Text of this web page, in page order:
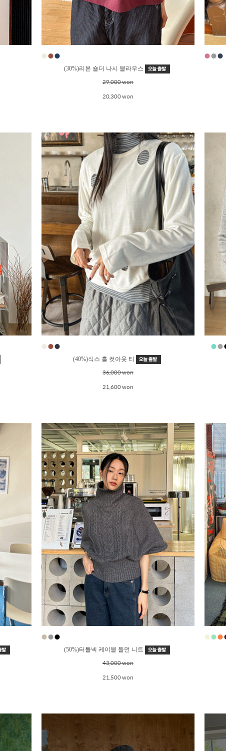
● ●●
(30%)리본 숄더 나시 블라우스
29,000 won
20,300 won
●●●
● ●●
(40%)식스 홀 컷아웃 티
36,000 won
21,600 won
●●
●●●
(50%)터틀넥 케이블 돌먼 니트
43,000 won
21,500 won
●●●